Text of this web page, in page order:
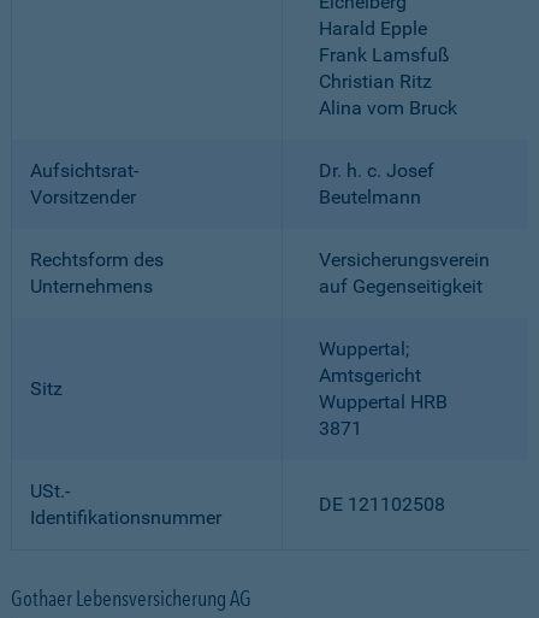
Harald Epple
Frank Lamsfuß
Christian Ritz
Alina vom Bruck
Aufsichtsrat-
Vorsitzender
Dr. h. c. Josef
Beutelmann
Rechtsform des
Unternehmens
Versicherungsverein
auf Gegenseitigkeit
Sitz
Wuppertal;
Amtsgericht
Wuppertal HRB
3871
USt.-
Identifikationsnummer
DE 121102508
Gothaer Lebensversicherung AG